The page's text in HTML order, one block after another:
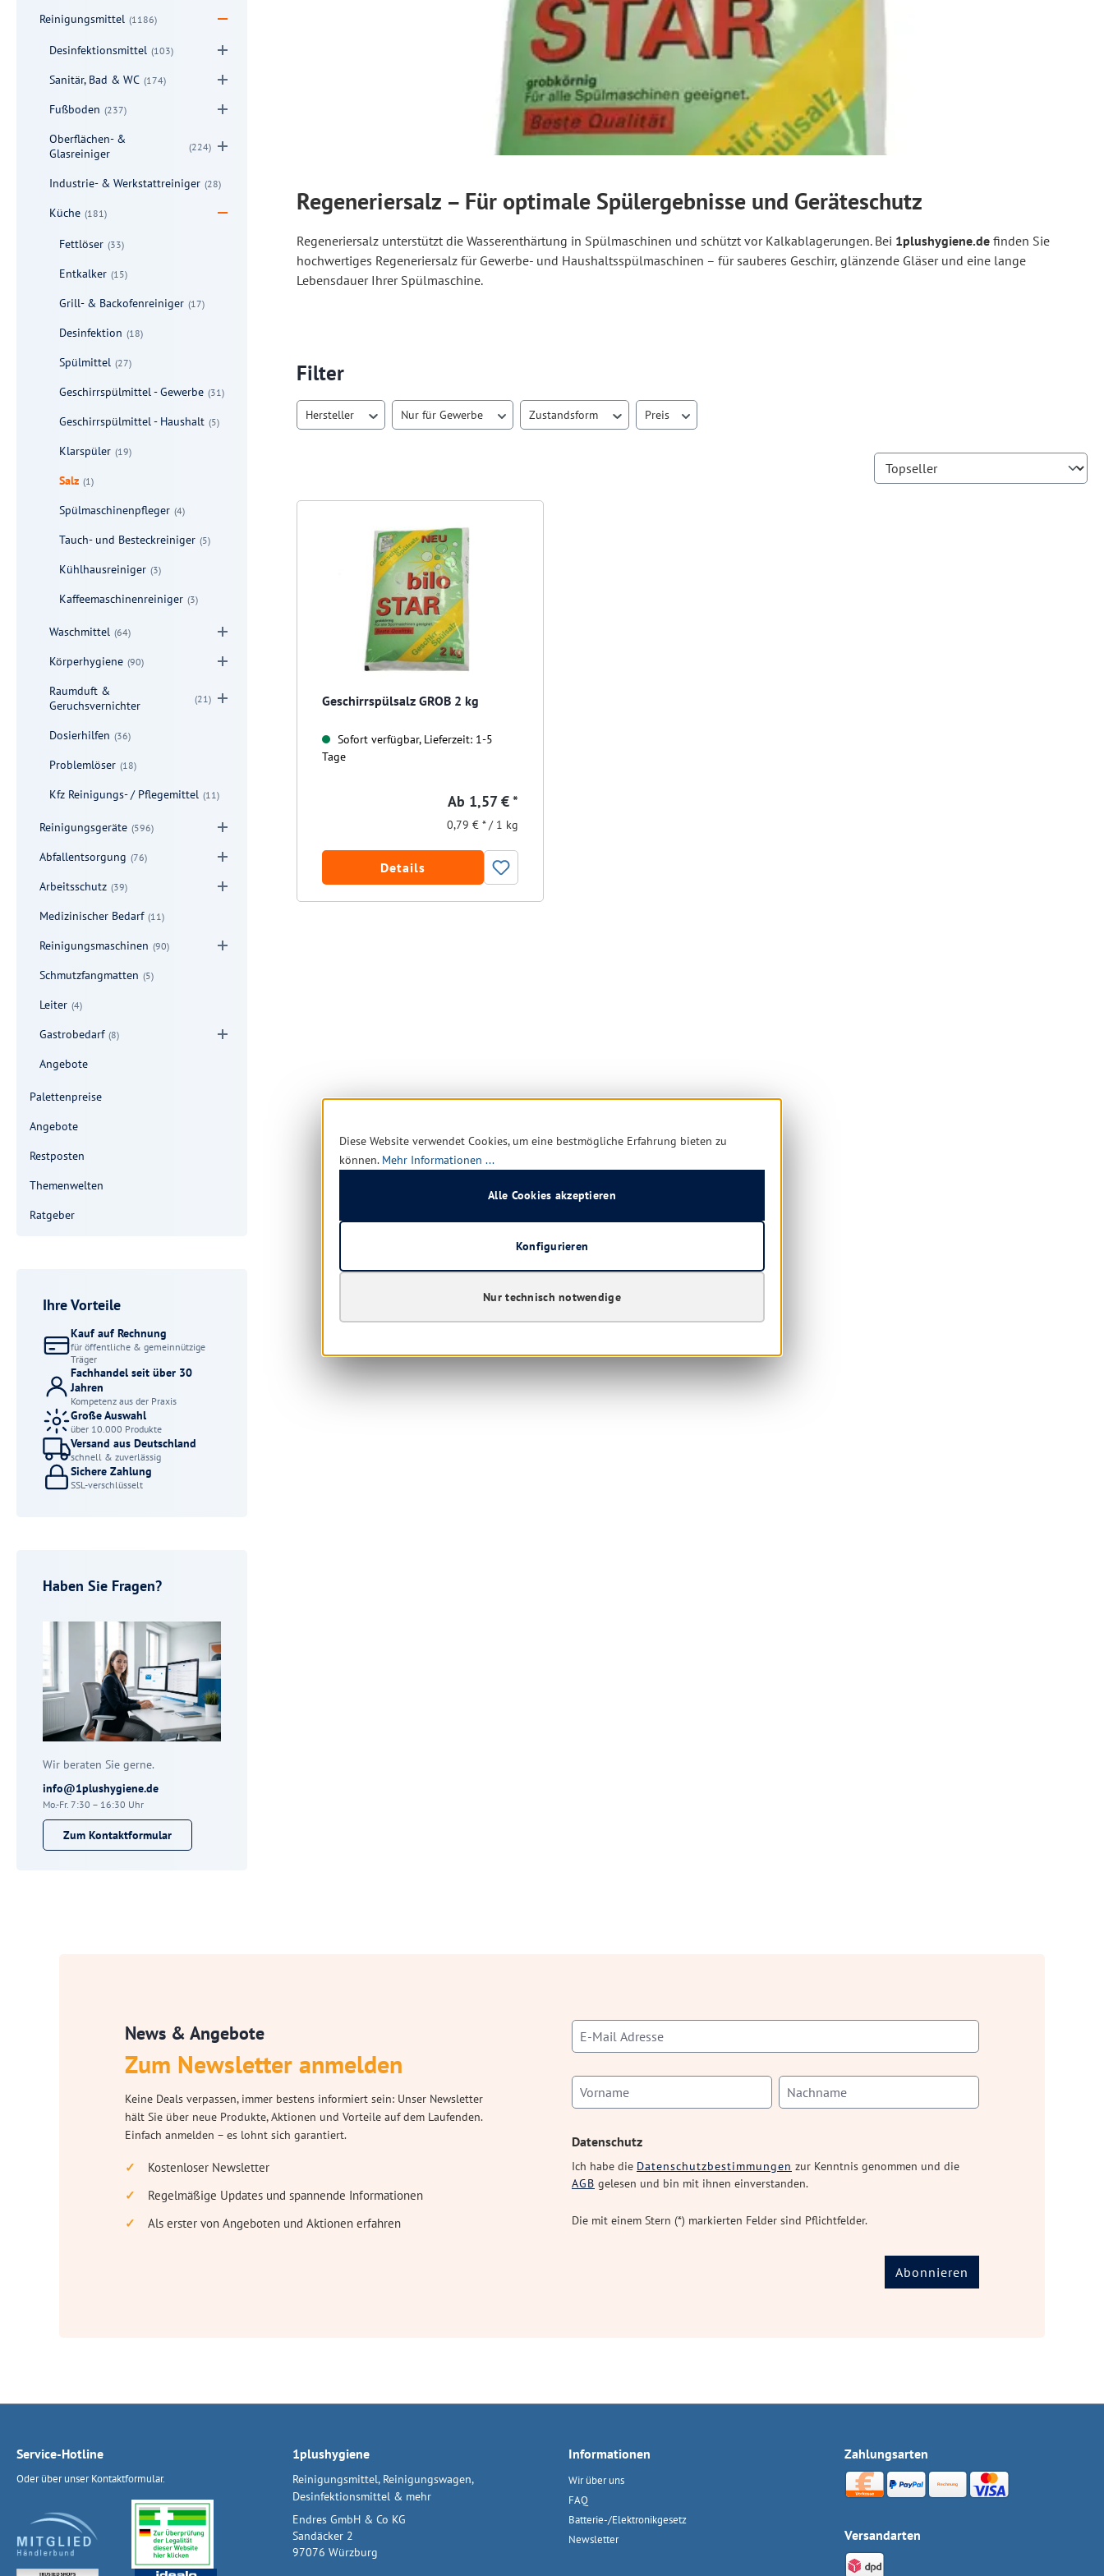
Reinigungsmittel (1186)
Desinfektionsmittel (103)
Sanitär, Bad & WC (174)
Fußboden (237)
Oberflächen- &
Glasreiniger
(224)
Industrie- & Werkstattreiniger (28)
Küche (181)
Fettlöser (33)
Entkalker (15)
Grill- & Backofenreiniger (17)
Desinfektion (18)
Spülmittel (27)
Geschirrspülmittel - Gewerbe (31)
Geschirrspülmittel - Haushalt (5)
Klarspüler (19)
Salz (1)
Spülmaschinenpfleger (4)
Tauch- und Besteckreiniger (5)
Kühlhausreiniger (3)
Kaffeemaschinenreiniger (3)
Waschmittel (64)
Körperhygiene (90)
Raumduft &
Geruchsvernichter
(21)
Dosierhilfen (36)
Problemlöser (18)
Kfz Reinigungs- / Pflegemittel (11)
Reinigungsgeräte (596)
Abfallentsorgung (76)
Arbeitsschutz (39)
Medizinischer Bedarf (11)
Reinigungsmaschinen (90)
Schmutzfangmatten (5)
Leiter (4)
Gastrobedarf (8)
Angebote
Palettenpreise
Angebote
Restposten
Themenwelten
Ratgeber
Ihre Vorteile
Kauf auf Rechnung
für öffentliche & gemeinnützige
Träger
Fachhandel seit über 30
Jahren
Kompetenz aus der Praxis
Große Auswahl
über 10.000 Produkte
Versand aus Deutschland
schnell & zuverlässig
Sichere Zahlung
SSL-verschlüsselt
Haben Sie Fragen?
Wir beraten Sie gerne.
info@1plushygiene.de
Mo.-Fr. 7:30 – 16:30 Uhr
Zum Kontaktformular
Regeneriersalz – Für optimale Spülergebnisse und Geräteschutz
Regeneriersalz unterstützt die Wasserenthärtung in Spülmaschinen und schützt vor Kalkablagerungen. Bei 1plushygiene.de finden Sie
hochwertiges Regeneriersalz für Gewerbe- und Haushaltsspülmaschinen – für sauberes Geschirr, glänzende Gläser und eine lange
Lebensdauer Ihrer Spülmaschine.
Filter
Hersteller Nur für Gewerbe Zustandsform Preis
Geschirrspülsalz GROB 2 kg
Sofort verfügbar, Lieferzeit: 1-5
Tage
Ab 1,57 € *
0,79 € * / 1 kg
Details
News & Angebote
Zum Newsletter anmelden
Keine Deals verpassen, immer bestens informiert sein: Unser Newsletter
hält Sie über neue Produkte, Aktionen und Vorteile auf dem Laufenden.
Einfach anmelden – es lohnt sich garantiert.
Kostenloser Newsletter
Regelmäßige Updates und spannende Informationen
Als erster von Angeboten und Aktionen erfahren
Datenschutz
Ich habe die Datenschutzbestimmungen zur Kenntnis genommen und die
AGB gelesen und bin mit ihnen einverstanden.
Die mit einem Stern (*) markierten Felder sind Pflichtfelder.
Abonnieren
Service-Hotline
Oder über unserKontaktformular.
1plushygiene
Reinigungsmittel, Reinigungswagen,
Desinfektionsmittel & mehr
Endres GmbH & Co KG
Sandäcker 2
97076 Würzburg
Informationen
Wir über uns
FAQ
Batterie-/Elektronikgesetz
Newsletter
Zahlungsarten
Versandarten
Diese Website verwendet Cookies, um eine bestmögliche Erfahrung bieten zu
können. Mehr Informationen ...
Nur technisch notwendige
Konfigurieren
Alle Cookies akzeptieren